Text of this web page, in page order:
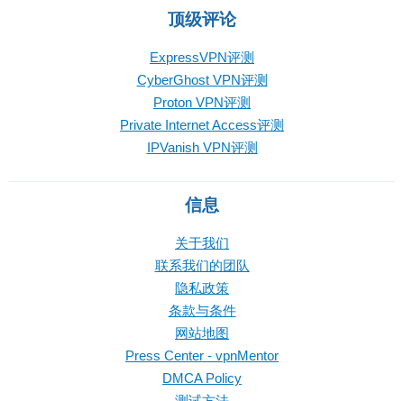
顶级评论
ExpressVPN评测
CyberGhost VPN评测
Proton VPN评测
Private Internet Access评测
IPVanish VPN评测
信息
关于我们
联系我们的团队
隐私政策
条款与条件
网站地图
Press Center - vpnMentor
DMCA Policy